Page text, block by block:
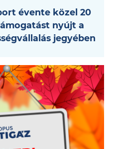
évente közel 20
nyújt a
jegyében